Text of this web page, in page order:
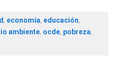
, economía, educación,
ambiente, ocde, pobreza,